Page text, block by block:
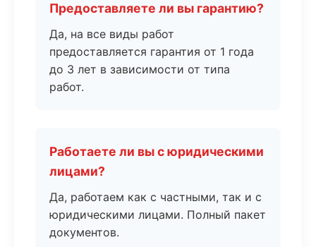
Предоставляете ли вы гарантию?
Да, на все виды работ
предоставляется гарантия от 1 года
до 3 лет в зависимости от типа
работ.
Работаете ли вы с юридическими
лицами?
Да, работаем как с частными, так и с
юридическими лицами. Полный пакет
документов.